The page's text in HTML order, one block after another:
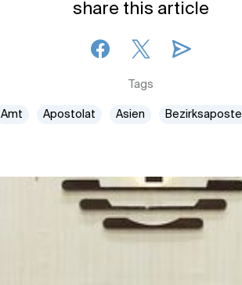
share this article
Tags
Amt Apostolat Asien Bezirksapostel